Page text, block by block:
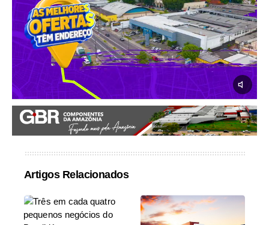
Artigos Relacionados